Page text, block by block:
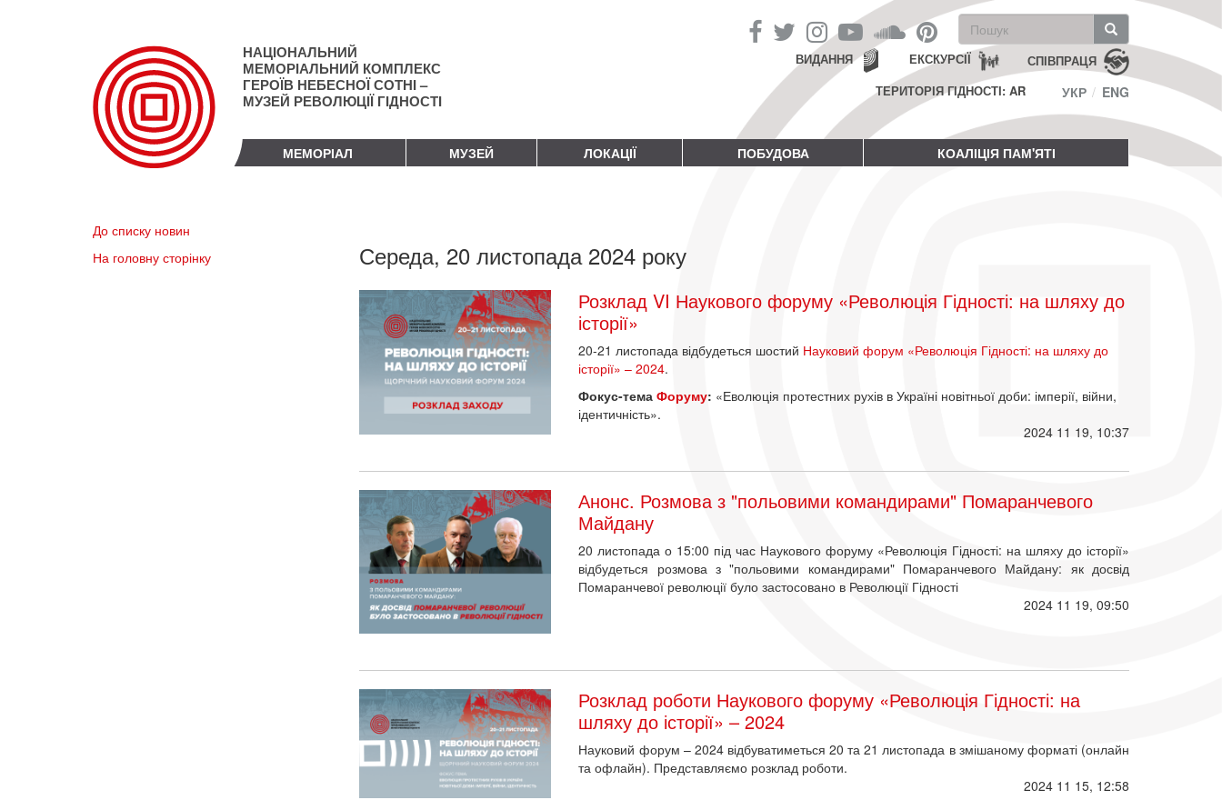
НАЦІОНАЛЬНИЙ
МЕМОРІАЛЬНИЙ КОМПЛЕКС
ГЕРОЇВ НЕБЕСНОЇ СОТНІ –
МУЗЕЙ РЕВОЛЮЦІЇ ГІДНОСТІ
Пошукова
форма
Пошук СПІВПРАЦЯ
ЕКСКУРСІЇ
ВИДАННЯ
ТЕРИТОРІЯ ГІДНОСТІ: AR
УКР ENG
МЕМОРІАЛ МУЗЕЙ ЛОКАЦІЇ ПОБУДОВА КОАЛІЦІЯ ПАМ'ЯТІ
До списку новин
На головну сторінку
Середа, 20 листопада 2024 року
Розклад VI Наукового форуму «Революція Гідності: на шляху до
історії»
20-21 листопада відбудеться шостий Науковий форум «Революція Гідності: на шляху до
історії» – 2024.
Фокус-темаФоруму: «Еволюція протестних рухів в Україні новітньої доби: імперії, війни,
ідентичність».
2024 11 19, 10:37
Анонс. Розмова з "польовими командирами" Помаранчевого
Майдану
20 листопада о 15:00 під час Наукового форуму «Революція Гідності: на шляху до історії»
відбудеться розмова з "польовими командирами" Помаранчевого Майдану: як досвід
Помаранчевої революції було застосовано в Революції Гідності
2024 11 19, 09:50
Розклад роботи Наукового форуму «Революція Гідності: на
шляху до історії» – 2024
Науковий форум – 2024 відбуватиметься 20 та 21 листопада в змішаному форматі (онлайн
та офлайн). Представляємо розклад роботи.
2024 11 15, 12:58